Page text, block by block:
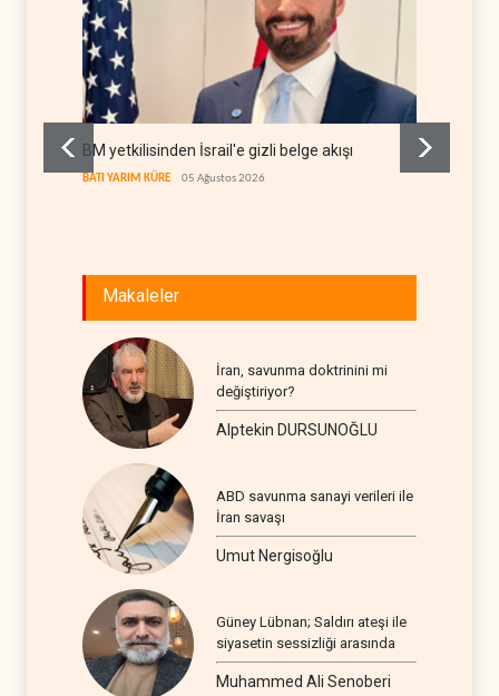
BM yetkilisinden İsrail'e gizli belge akışı
BATI YARIM KÜRE 05 Ağustos 2026
Makaleler
İran, savunma doktrinini mi
değiştiriyor?
Alptekin DURSUNOĞLU
ABD savunma sanayi verileri ile
İran savaşı
Umut Nergisoğlu
Güney Lübnan; Saldırı ateşi ile
siyasetin sessizliği arasında
Muhammed Ali Senoberi